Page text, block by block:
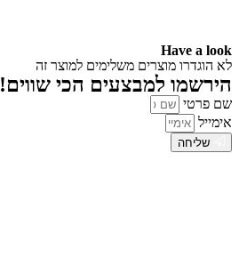
Have a look
לא הוגדרו מוצרים משלימים למוצר זה
הירשמו למבצעים הכי שווים!
שם פרטי
אימייל
שליחה